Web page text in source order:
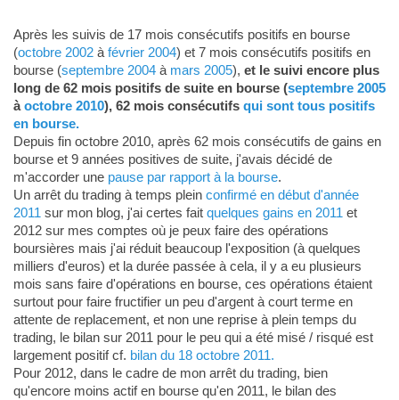
Après les suivis de 17 mois consécutifs positifs en bourse
(octobre 2002à février 2004) et 7 mois consécutifs positifs en
bourse (septembre 2004à mars 2005), et le suivi encore plus
long de 62 mois positifs de suite en bourse (septembre 2005
àoctobre 2010), 62 mois consécutifs qui sont tous positifs
en bourse.
Depuis fin octobre 2010, après 62 mois consécutifs de gains en
bourse et 9 années positives de suite, j'avais décidé de
m'accorder une pause par rapport à la bourse.
Un arrêt du trading à temps plein confirmé en début d'année
2011 sur mon blog, j'ai certes fait quelques gains en 2011 et
2012 sur mes comptes où je peux faire des opérations
boursières mais j'ai réduit beaucoup l'exposition (à quelques
milliers d'euros) et la durée passée à cela, il y a eu plusieurs
mois sans faire d'opérations en bourse, ces opérations étaient
surtout pour faire fructifier un peu d'argent à court terme en
attente de replacement, et non une reprise à plein temps du
trading, le bilan sur 2011 pour le peu qui a été misé / risqué est
largement positif cf. bilan du 18 octobre 2011.
Pour 2012, dans le cadre de mon arrêt du trading, bien
qu'encore moins actif en bourse qu'en 2011, le bilan des